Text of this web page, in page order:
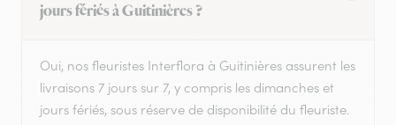
jours fériés à Guitinières ?
Oui, nos fleuristes Interflora à Guitinières assurent les
livraisons 7 jours sur 7, y compris les dimanches et
jours fériés, sous réserve de disponibilité du fleuriste.